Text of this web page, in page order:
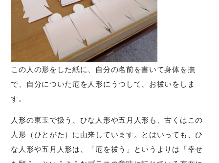
この人の形をした紙に、自分の名前を書いて身体を撫
で、自分についた厄を人形にうつして、お祓いをしま
す。
人形の東玉で扱う、ひな人形や五月人形も、古くはこの
人形（ひとがた）に由来しています。とはいっても、ひ
な人形や五月人形は、「厄を祓う」というよりは「幸せ